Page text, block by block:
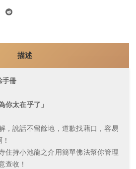
描述
手冊
你太在乎了」
，說話不留餘地，道歉找藉口，容易
住持小池龍之介用簡單佛法幫你管理
查收！